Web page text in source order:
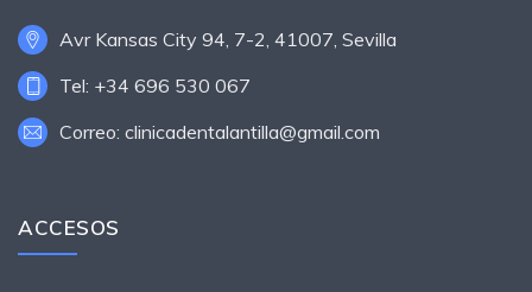
Avr Kansas City 94, 7-2, 41007, Sevilla
Tel: +34 696 530 067
Correo: clinicadentalantilla@gmail.com
ACCESOS